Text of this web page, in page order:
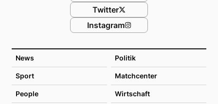
News Politik
Sport Matchcenter
People Wirtschaft
Twitter
Instagram